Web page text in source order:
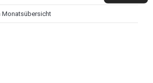
Monatsübersicht